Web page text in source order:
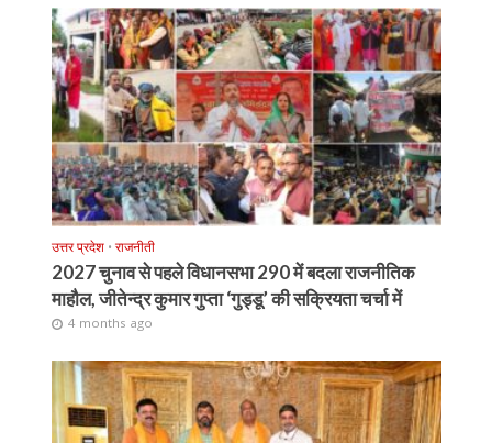
उत्तर प्रदेश • राजनीती
2027 चुनाव से पहले विधानसभा 290 में बदला राजनीतिक
माहौल, जीतेन्द्र कुमार गुप्ता ‘गुड्डू’ की सक्रियता चर्चा में
4 months ago